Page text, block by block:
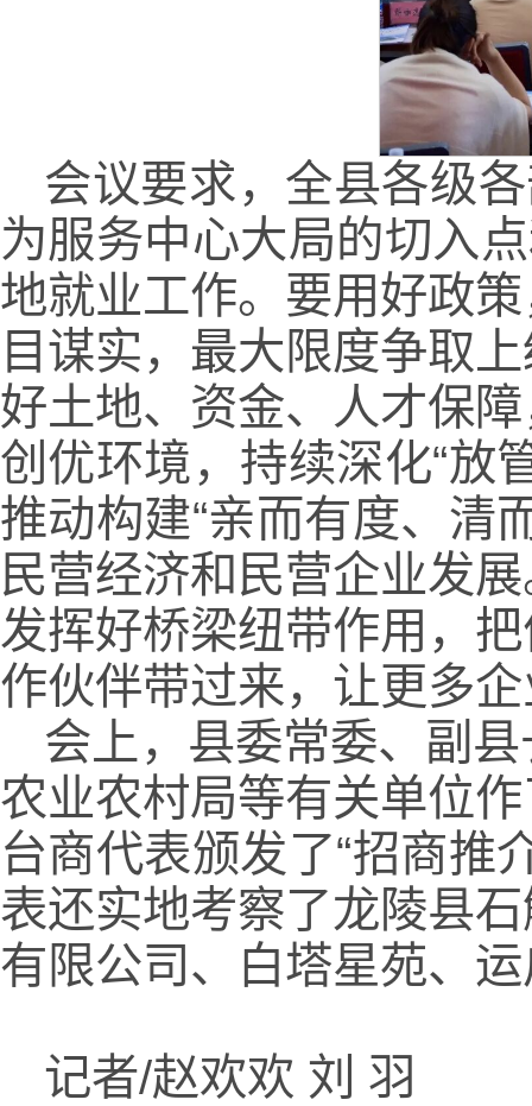
会议要求，全县各级
为服务中心大局的切入
地就业工作。要用好政
目谋实，最大限度争取
好土地、资金、人才保
创优环境，持续深化“放
推动构建“亲而有度、清
民营经济和民营企业发
发挥好桥梁纽带作用，
作伙伴带过来，让更多
会上，县委常委、副
农业农村局等有关单位
台商代表颁发了“招商推
表还实地考察了龙陵县
有限公司、白塔星苑、
记者/赵欢欢 刘 羽